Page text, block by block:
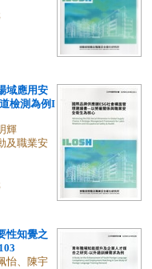
域應用安
檢測為例I
輝
及職業安
性知覺之
怡、陳宇